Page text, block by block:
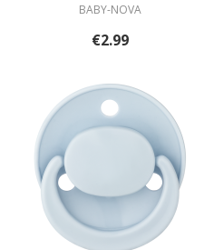
BABY-NOVA
€2.99